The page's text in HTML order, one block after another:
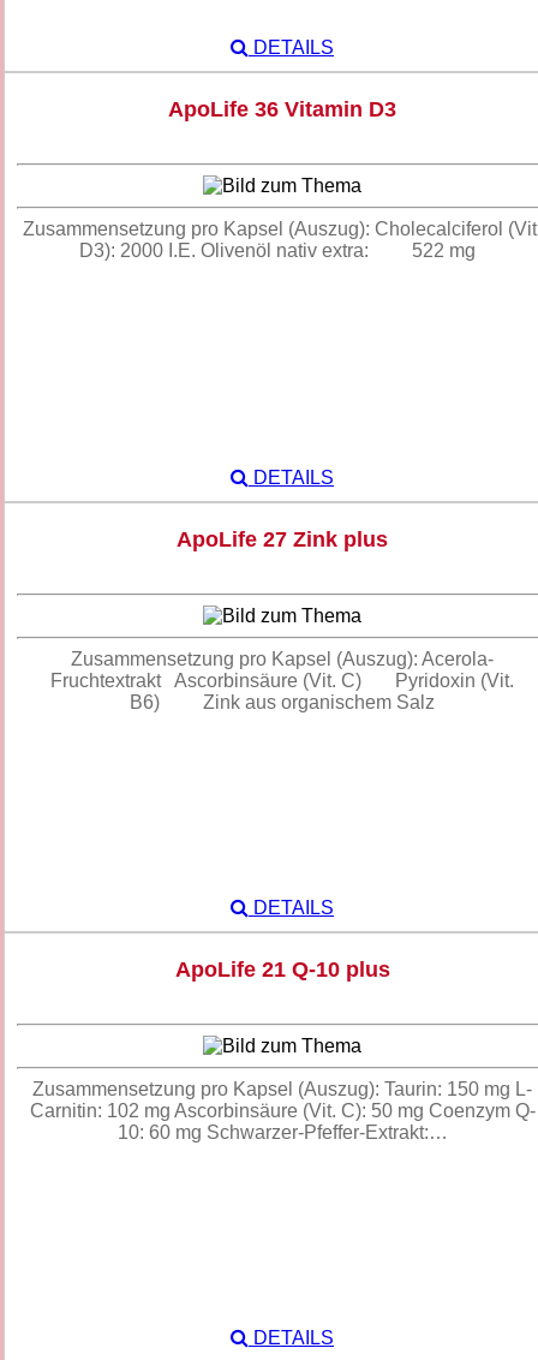
DETAILS
ApoLife 36 Vitamin D3
Zusammensetzung pro Kapsel (Auszug): Cholecalciferol
D3): 2000 I.E. Olivenöl nativ extra: 522 mg
DETAILS
ApoLife 27 Zink plus
Zusammensetzung pro Kapsel (Auszug): Acerola-
Fruchtextrakt Ascorbinsäure (Vit. C) Pyridoxin (Vit.
B6) Zink aus organischem Salz
DETAILS
ApoLife 21 Q-10 plus
Zusammensetzung pro Kapsel (Auszug): Taurin: 150 mg L-
Carnitin: 102 mg Ascorbinsäure (Vit. C): 50 mg Coenzym Q-
10: 60 mg Schwarzer-Pfeffer-Extrakt:…
DETAILS